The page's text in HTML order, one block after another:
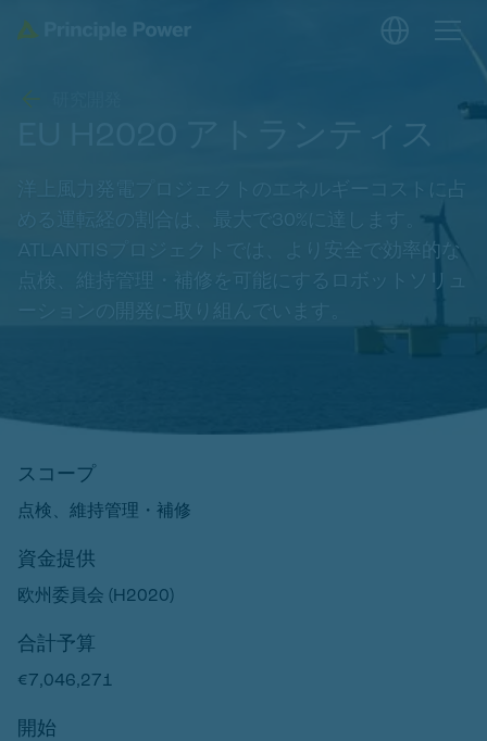
EU H2020 アトランティス
洋上風力発電プロジェクトのエネルギーコストに占
める運転経の割合は、最大で30%に達します。
ATLANTISプロジェクトでは、より安全で効率的な
点検、維持管理・補修を可能にするロボットソリュ
ーションの開発に取り組んでいます。
スコープ
点検、維持管理・補修
資金提供
欧州委員会 (H2020)
合計予算
€7,046,271
開始